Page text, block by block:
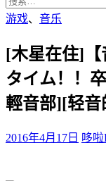
索：
游戏、 音乐
[木星在住]【
タイム！！
輕音部][轻音
2016年4月17日 哆